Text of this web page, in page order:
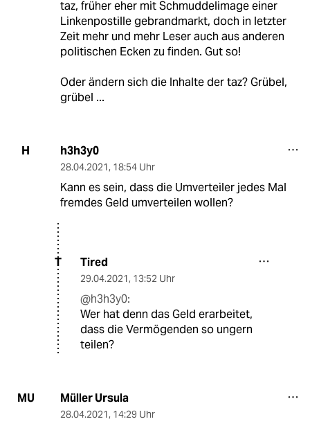
taz, früher eher mit Schmuddelimage einer
Linkenpostille gebrandmarkt, doch in letzter
Zeit mehr und mehr Leser auch aus anderen
politischen Ecken zu finden. Gut so!
Oder ändern sich die Inhalte der taz? Grübel,
grübel ...
H h3h3y0
28.04.2021, 18:54 Uhr
Kann es sein, dass die Umverteiler jedes Mal
fremdes Geld umverteilen wollen?
T Tired
29.04.2021, 13:52 Uhr
@h3h3y0:
Wer hat denn das Geld erarbeitet,
dass die Vermögenden so ungern
teilen?
MU Müller Ursula
28.04.2021, 14:29 Uhr